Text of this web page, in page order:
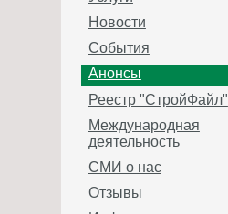
Новости
События
Анонсы
Реестр "СтройФайл"
Международная
деятельность
СМИ о нас
Отзывы